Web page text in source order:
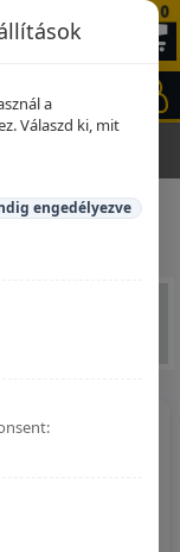
a
Válaszd ki, mit
engedélyezve
0